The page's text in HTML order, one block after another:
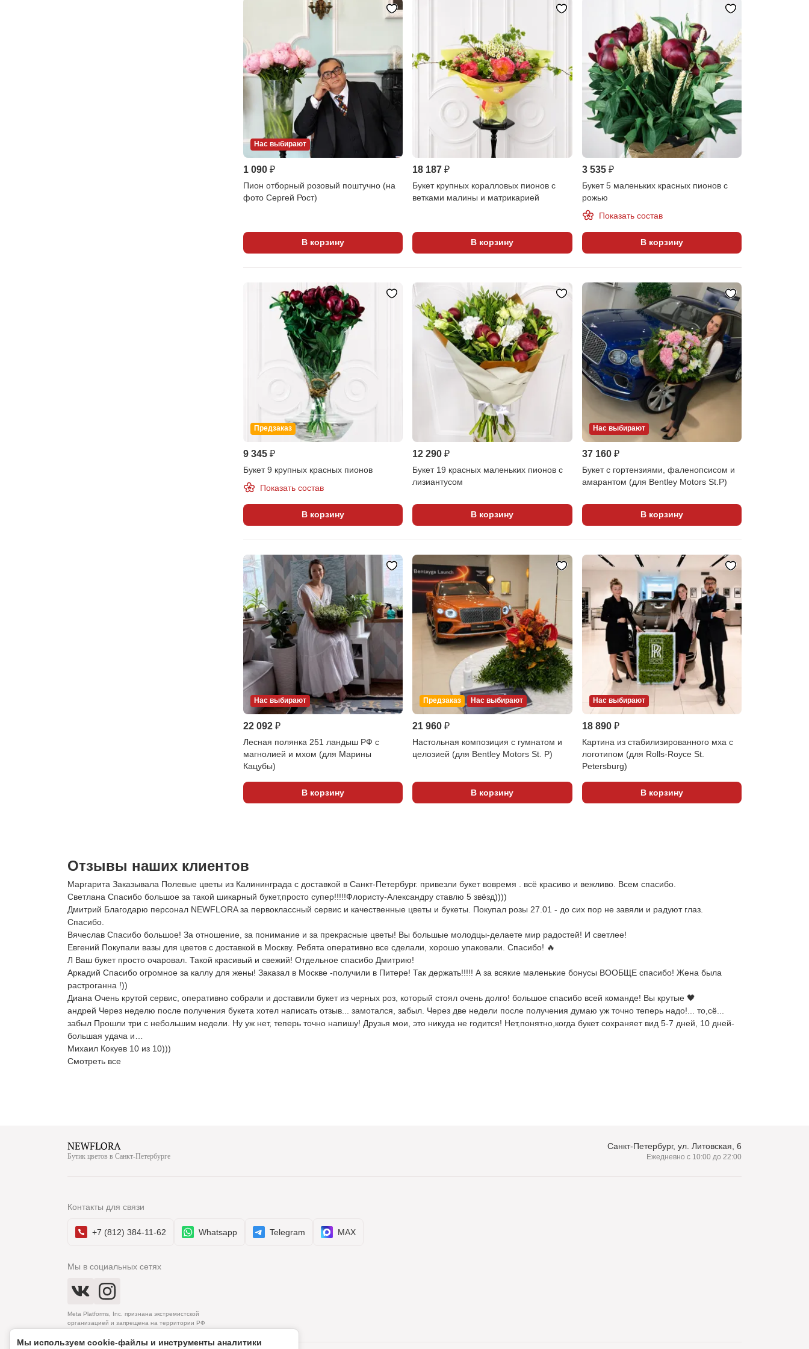
Нас выбирают
1 090 ₽
Пион отборный розовый поштучно (на
фото Сергей Рост)
В корзину
18 187 ₽
Букет крупных коралловых пионов с
ветками малины и матрикарией
В корзину
3 535 ₽
Букет 5 маленьких красных пионов с
рожью
Показать состав
В корзину
Предзаказ
9 345 ₽
Букет 9 крупных красных пионов
Показать состав
В корзину
12 290 ₽
Букет 19 красных маленьких пионов с
лизиантусом
В корзину
Нас выбирают
37 160 ₽
Букет с гортензиями, фаленопсисом и
амарантом (для Bentley Motors St.P)
В корзину
Нас выбирают
22 092 ₽
Лесная полянка 251 ландыш РФ с
магнолией и мхом (для Марины
Кацубы)
В корзину
Предзаказ Нас выбирают
21 960 ₽
Настольная композиция с гумнатом и
целозией (для Bentley Motors St. P)
В корзину
Нас выбирают
18 890 ₽
Картина из стабилизированного мха с
логотипом (для Rolls-Royce St.
Petersburg)
В корзину
Отзывы наших клиентов
Маргарита Заказывала Полевые цветы из Калининграда с доставкой в Санкт-Петербург. привезли букет вовремя . всё красиво и вежливо. Всем спасибо.
Светлана Спасибо большое за такой шикарный букет,просто супер!!!!!Флористу-Александру ставлю 5 звёзд))))
Дмитрий Благодарю персонал NEWFLORA за первоклассный сервис и качественные цветы и букеты. Покупал розы 27.01 - до сих пор не завяли и радуют глаз.
Спасибо.
Вячеслав Спасибо большое! За отношение, за понимание и за прекрасные цветы! Вы большые молодцы-делаете мир радостей! И светлее!
Евгений Покупали вазы для цветов с доставкой в Москву. Ребята оперативно все сделали, хорошо упаковали. Спасибо! 🔥
Л Ваш букет просто очаровал. Такой красивый и свежий! Отдельное спасибо Дмитрию!
Аркадий Спасибо огромное за каллу для жены! Заказал в Москве -получили в Питере! Так держать!!!!! А за всякие маленькие бонусы ВООБЩЕ спасибо! Жена была
растроганна !))
Диана Очень крутой сервис, оперативно собрали и доставили букет из черных роз, который стоял очень долго! большое спасибо всей команде! Вы крутые 🖤
андрей Через неделю после получения букета хотел написать отзыв... замотался, забыл. Через две недели после получения думаю уж точно теперь надо!... то,сё...
забыл Прошли три с небольшим недели. Ну уж нет, теперь точно напишу! Друзья мои, это никуда не годится! Нет,понятно,когда букет сохраняет вид 5-7 дней, 10 дней-
большая удача и…
Михаил Кокуев 10 из 10)))
Смотреть все
Бутик цветов в Санкт-Петербурге
Санкт-Петербург, ул. Литовская, 6
Ежедневно с 10:00 до 22:00
Контакты для связи
+7 (812) 384-11-62 Whatsapp Telegram MAX
Мы в социальных сетях
Meta Platforms, Inc. признана экстремистской
организацией и запрещена на территории РФ
Мы используем cookie‑файлы и инструменты аналитики